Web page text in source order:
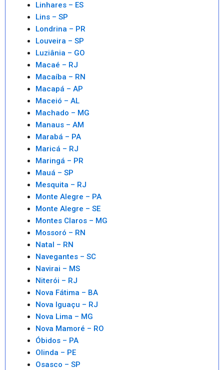
Linhares – ES
Lins – SP
Londrina – PR
Louveira – SP
Luziânia – GO
Macaé – RJ
Macaíba – RN
Macapá – AP
Maceió – AL
Machado – MG
Manaus – AM
Marabá – PA
Maricá – RJ
Maringá – PR
Mauá – SP
Mesquita – RJ
Monte Alegre – PA
Monte Alegre – SE
Montes Claros – MG
Mossoró – RN
Natal – RN
Navegantes – SC
Navirai – MS
Niterói – RJ
Nova Fátima – BA
Nova Iguaçu – RJ
Nova Lima – MG
Nova Mamoré – RO
Óbidos – PA
Olinda – PE
Osasco – SP